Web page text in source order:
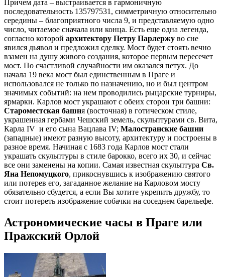
Причем дата – выстраивается в гармоничную
последовательность 135797531, симметричную относительно
середины – благоприятного числа 9, и представляемую одно
число, читаемое сначала или конца. Есть еще одна легенда,
согласно которой архитектору Петру Парлержу во сне
явился дьявол и предложил сделку. Мост будет стоять вечно
взамен на душу живого создания, которое первым пересечет
мост. По счастливой случайности им оказался петух. До
начала 19 века мост был единственным в Праге и
использовался не только по назначению, но и был центром
значимых событий: на нем проводились рыцарские турниры,
ярмарки. Карлов мост украшают с обеих сторон три башни:
Староместская башня (восточная) в готическом стиле,
украшенная гербами Чешский земель, скульптурами св. Вита,
Карла IV и его сына Вацлава IV; Малостранские башни
(западные) имеют разную высоту, архитектуру и построены в
разное время. Начиная с 1683 года Карлов мост стали
украшать скульптуры в стиле барокко, всего их 30, и сейчас
все они заменены на копии. Самая известная скульптура Св.
Яна Непомуцкого, прикоснувшись к изображению святого
или потерев его, загаданное желание на Карловом мосту
обязательно сбудется, а если Вы хотите укрепить дружбу, то
стоит потереть изображение собачки на соседнем барельефе.
Астрономические часы в Праге или
Пражский Орлой